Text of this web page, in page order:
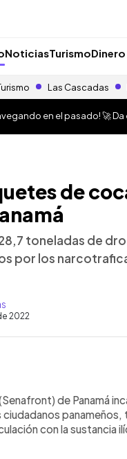
NoticiasTurismo
Las Cascadas
en el pasado! 🚀
de
toneladas de
por los
2022
de Panamá
ciudadanos
con la sustancia